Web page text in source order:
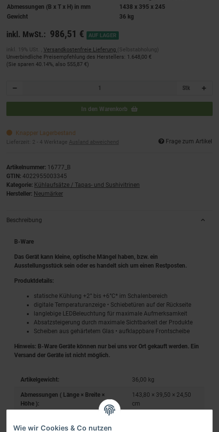
Abmessungen (B x T x H) in mm
1438 x 395 x 245
Gewicht
36 kg
inkl. MwSt.: 986,51 € AUF LAGER
inkl. 19% USt. , Versandkostenfreie Lieferung (Selbstabholung)
Unverbindliche Preisempfehlung des Herstellers: 1.648,00 €
(Sie sparen 40.14%, also 555,87 €)
Stk
In den Warenkorb
Knapper Lagerbestand
Lieferzeit: 2 - 4 Werktage Ausland abweichend Frage zum Artikel
Artikelnummer: 16777_B
GTIN: 4022955003345
Kategorie: Kühlaufsätze / Tapas- und Sushivitrinen
Hersteller: Neumärker
Beschreibung
B-Ware
Das Gerät kann kleine, optische Mängel haben, bzw. ein
Ausstellungsstück sein oder es handelt sich um einen Restposten.
Produktdetails:
statische Kühlung +2° bis +6°C* im Schalenbereich
digitale Temperaturanzeige • Schiebetüren auf der Rückseite
langlebige LEDBeleuchtung für maximale Aufmerksamkeit
Absatzsteigerung durch maximale Sichtbarkeit der Produkte
Scheiben aus gehärtetem Glas • aufklappbare Frontscheibe
Hinweis: B-Ware Geräte können nur bei uns vor Ort gekauft werden. Ein
Versand der Geräte ist nicht möglich.
Artikelgewicht: 36,00 kg
Abmessungen ( Länge × Breite ×
Höhe ):
143,80 × 39,50 × 24,50
cm
Wie wir Cookies & Co nutzen